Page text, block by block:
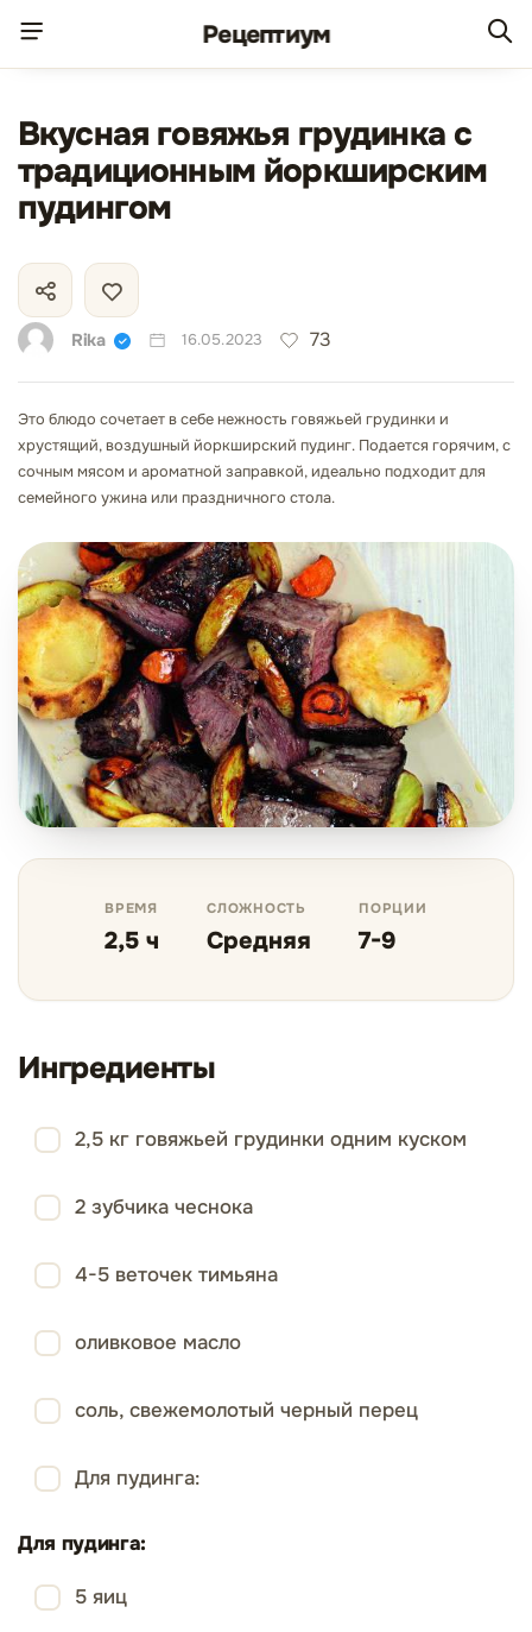
Рецептиум
Вкусная говяжья грудинка с
традиционным йоркширским
пудингом
Rika 16.05.2023 73
Это блюдо сочетает в себе нежность говяжьей грудинки и
хрустящий, воздушный йоркширский пудинг. Подается горячим, с
сочным мясом и ароматной заправкой, идеально подходит для
семейного ужина или праздничного стола.
ВРЕМЯ
2,5 ч
СЛОЖНОСТЬ
Средняя
ПОРЦИИ
7-9
Ингредиенты
2,5 кг говяжьей грудинки одним куском
2 зубчика чеснока
4-5 веточек тимьяна
оливковое масло
соль, свежемолотый черный перец
Для пудинга:
Для пудинга:
5 яиц